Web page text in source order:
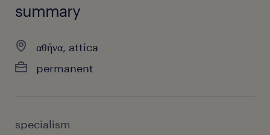
summary
αθήνα, attica
permanent
specialism